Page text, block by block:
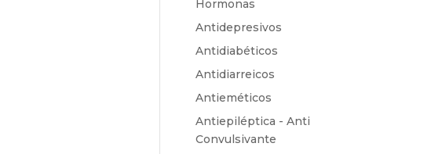
Hormonas
Antidepresivos
Antidiabéticos
Antidiarreicos
Antieméticos
Antiepiléptica - Anti
Convulsivante